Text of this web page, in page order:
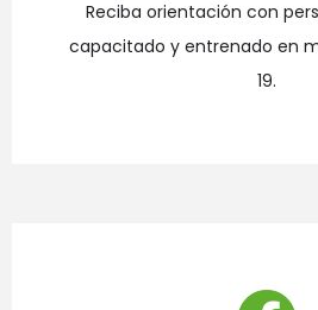
Reciba orientación con
capacitado y entrenado en
19.